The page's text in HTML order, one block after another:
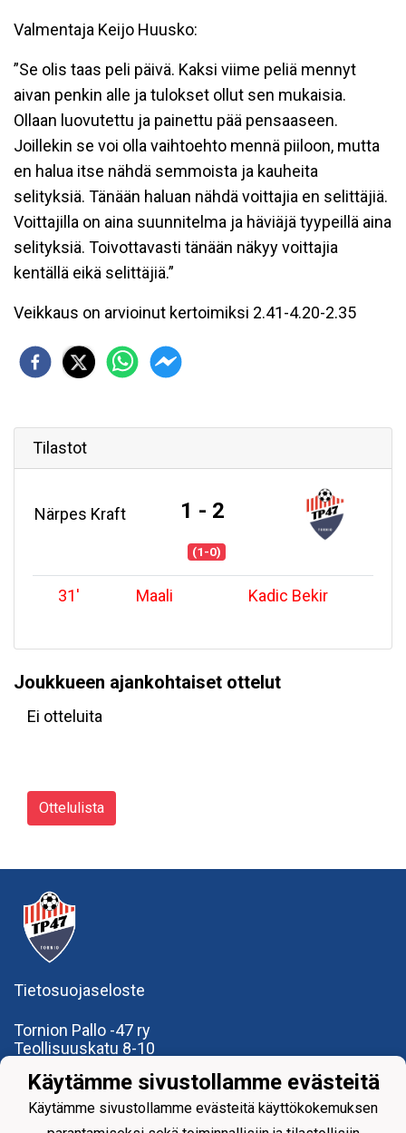
Valmentaja Keijo Huusko:
”Se olis taas peli päivä. Kaksi viime peliä mennyt
aivan penkin alle ja tulokset ollut sen mukaisia.
Ollaan luovutettu ja painettu pää pensaaseen.
Joillekin se voi olla vaihtoehto mennä piiloon, mutta
en halua itse nähdä semmoista ja kauheita
selityksiä. Tänään haluan nähdä voittajia en selittäjiä.
Voittajilla on aina suunnitelma ja häviäjä tyypeillä aina
selityksiä. Toivottavasti tänään näkyy voittajia
kentällä eikä selittäjiä.”
Veikkaus on arvioinut kertoimiksi 2.41-4.20-2.35
Tilastot
Närpes Kraft 1 - 2
(1-0)
31' Maali Kadic Bekir
Joukkueen ajankohtaiset ottelut
Ei otteluita
Ottelulista
Tietosuojaseloste
Tornion Pallo -47 ry
Teollisuuskatu 8-10
+35840591 9275
office@tp47.com
Käytämme sivustollamme evästeitä
Käytämme sivustollamme evästeitä käyttökokemuksen